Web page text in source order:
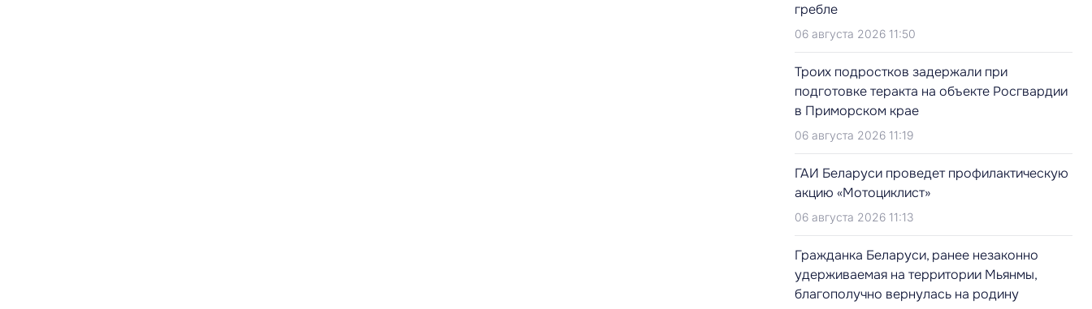
гребле
06 августа 2026 11:50
Троих подростков задержали при
подготовке теракта на объекте Росгвардии
в Приморском крае
06 августа 2026 11:19
ГАИ Беларуси проведет профилактическую
акцию «Мотоциклист»
06 августа 2026 11:13
Гражданка Беларуси, ранее незаконно
удерживаемая на территории Мьянмы,
благополучно вернулась на родину